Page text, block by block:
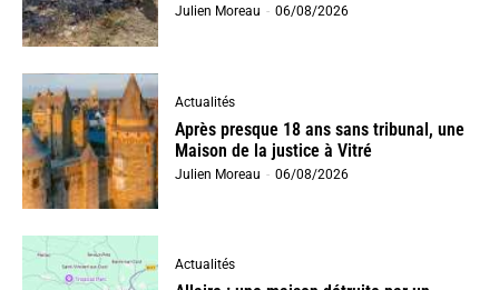
Julien Moreau - 06/08/2026
Actualités
Après presque 18 ans sans tribunal, une
Maison de la justice à Vitré
Julien Moreau - 06/08/2026
Actualités